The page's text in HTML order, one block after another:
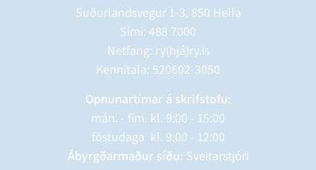
Suðurlandsvegur 1-3, 850 Hella
Sími: 488 7000
Netfang: ry(hjá)ry.is
Kennitala: 520602-3050
Opnunartímar á skrifstofu:
mán. - fim. kl. 9:00 - 15:00
föstudaga kl. 9:00 - 12:00
Ábyrgðarmaður síðu: Sveitarstjóri